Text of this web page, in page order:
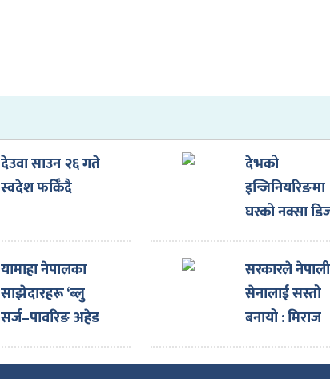
देउवा साउन २६ गते
स्वदेश फर्किँदै
देभको
इन्जिनियरिङमा
घरको नक्सा
गराउँदा ३३
छुट
यामाहा नेपालका
साझेदारहरू ‘ब्लु
सर्ज–पावरिङ अहेड
टुगेदर पार्टनर्स मिट’
सम्पन्न गरी स्वदेश
सरकारले नेपाली
सेनालाई सस्तो
बनायो : मिराज
ढुंगाना